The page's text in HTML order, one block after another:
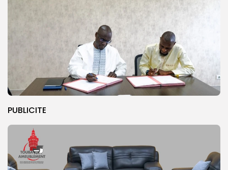
PUBLICITE